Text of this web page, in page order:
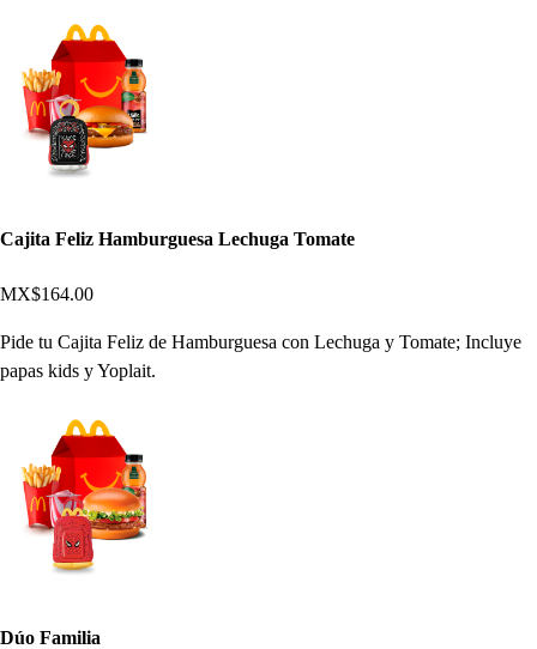
Cajita Feliz Hamburguesa Lechuga Tomate
MX$164.00
Pide tu Cajita Feliz de Hamburguesa con Lechuga y Tomate; Incluye
papas kids y Yoplait.
Dúo Familia